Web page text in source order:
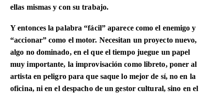
ellas mismas y con su trabajo.
Y entonces la palabra “fácil” aparece como el enemigo y
“accionar” como el motor. Necesitan un proyecto nuevo,
algo no dominado, en el que el tiempo juegue un papel
muy importante, la improvisación como libreto, poner al
artista en peligro para que saque lo mejor de sí, no en la
oficina, ni en el despacho de un gestor cultural, sino en el